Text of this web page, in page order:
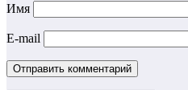
Имя
E-mail